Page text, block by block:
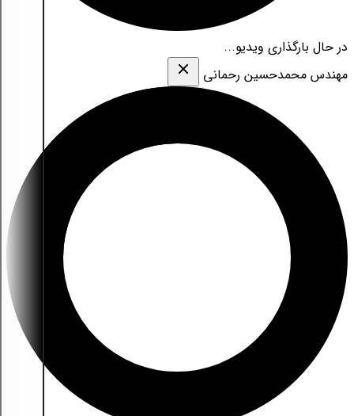
در حال بارگذاری ویدیو...
مهندس محمدحسین رحمانی